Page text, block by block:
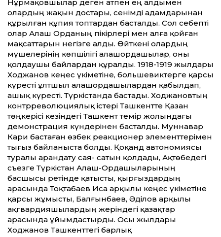
Нұрмақовшылар деген атпен ең алдымен
олардың жақын достары, сенімді адамдарынан
құрылған құпия топтардан басталды. Сол себепті
олар Алаш Орданың пікірлері мен алға қойған
мақсаттарын негізге алды. Өйткені олардың
мүшелерінің көпшілігі алашордашылар, оны
қолдаушы байлардан құралды. 1918-1919 жылдары
Ходжанов кеңес үкіметіне, большевиктерге қарсы
күресті ұлтшыл алашордашылардан қабылдап,
ашық күресті. Түркістанда бастады. Ходжановтың
контрреволюциялық істері Ташкентте Қазан
төңкерісі кезіндегі Ташкент темір жолындағы
демонстрация күндерінен басталды. Муннавар
Кари бастаған өзбек реакционер элементтерімен
тығыз байланыста болды. Қоқанд автономиясы
туралы арандату сая- сатын қолдады, Ақтөбедегі
съезге Түркістан Алаш-Ордашыларының
басшысы ретінде қатысты, қырғыздардың
арасында Тоқтабаев Иса арқылы кеңес үкіметіне
қарсы жұмысты, Балғынбаев, Әділов арқылы
ақгвардияшылардың жеріндегі қазақтар
арасында ұйымдастырды. Осы жылдары
Ходжанов Ташкенттегі барлық